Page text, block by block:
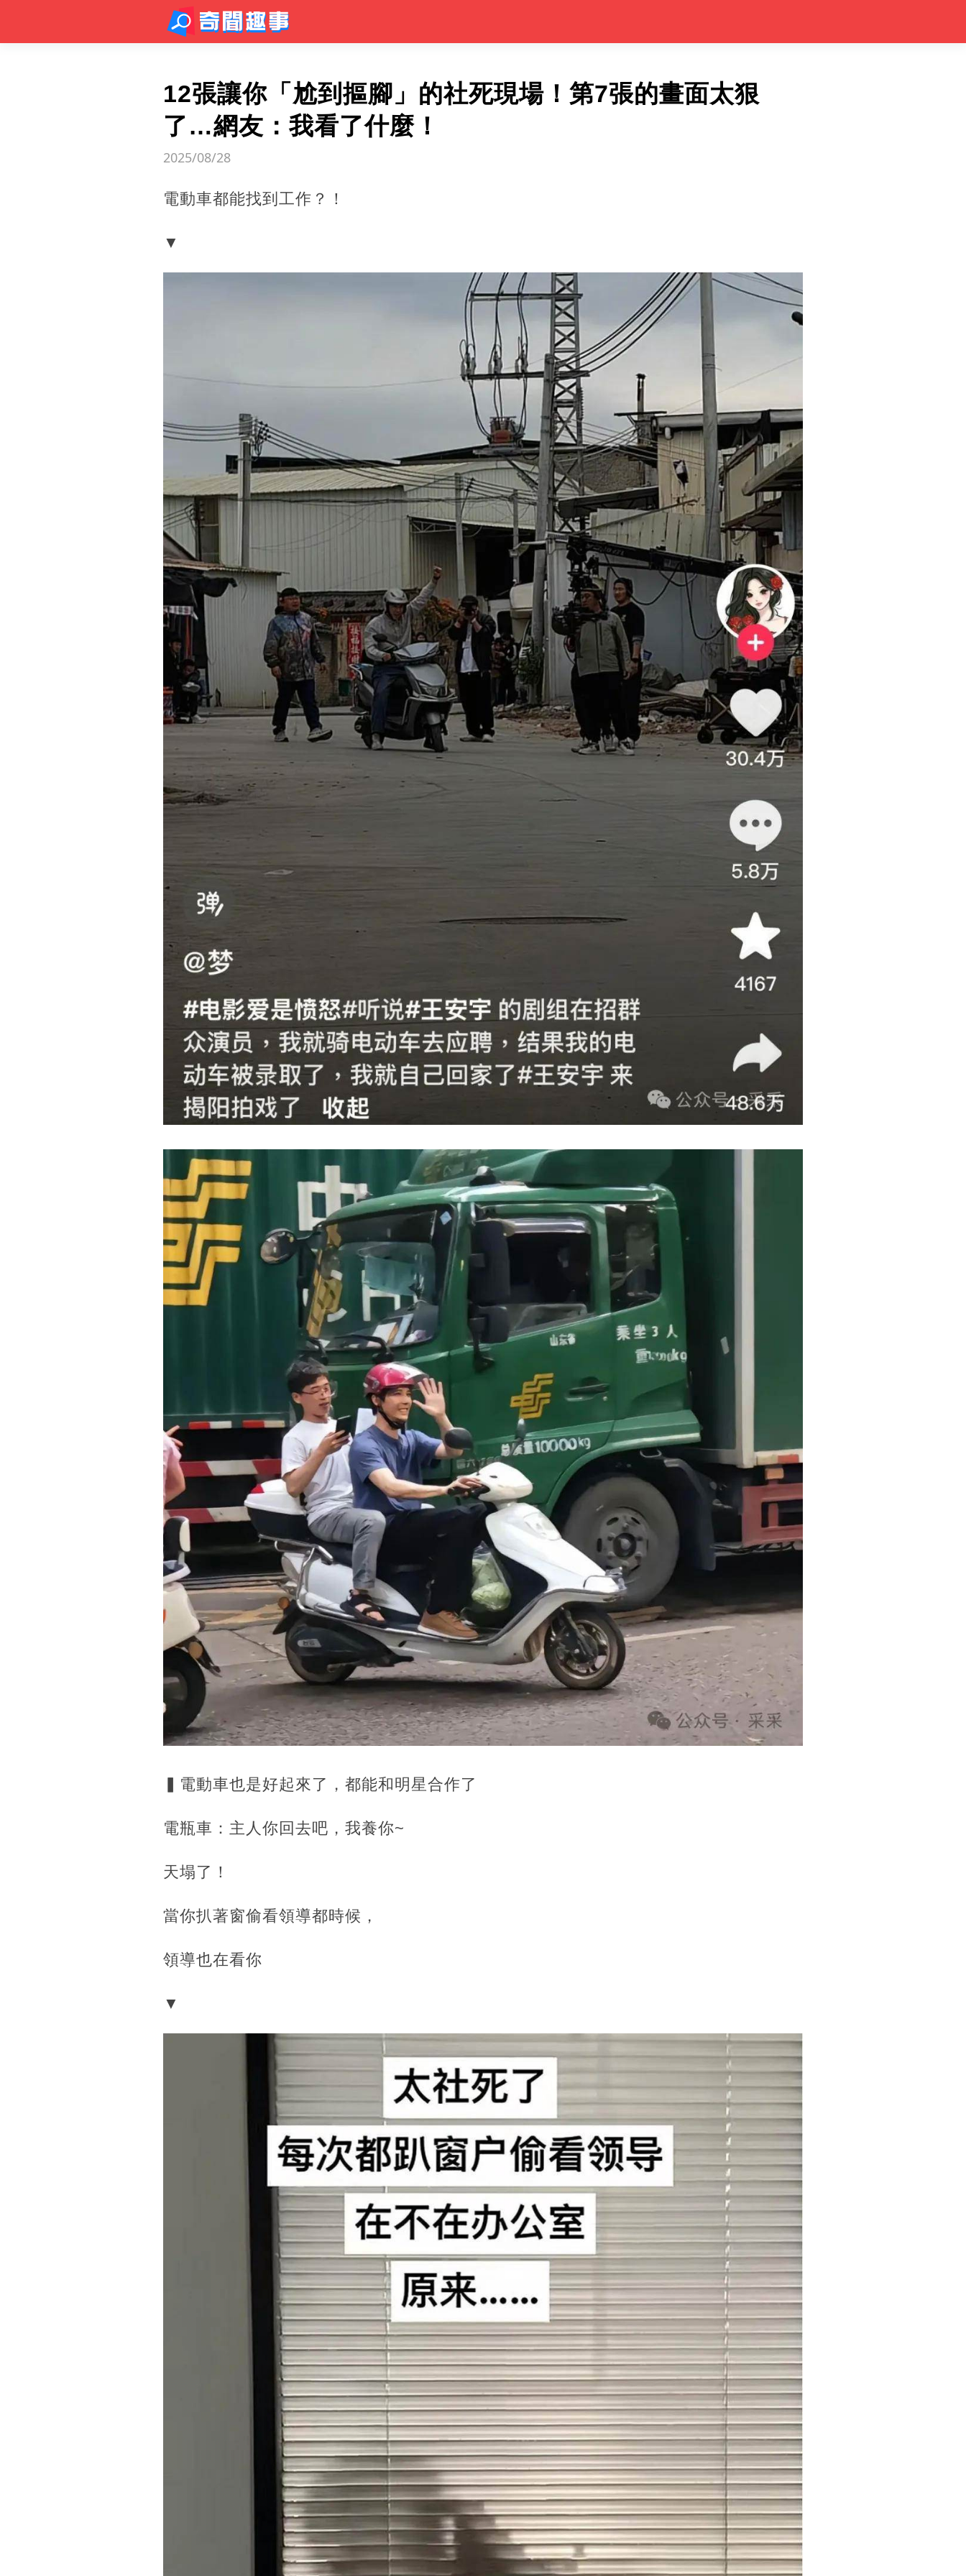
12張讓你「尬到摳腳」的社死現場！第7張的畫面太狠
了…網友：我看了什麼！
2025/08/28
電動車都能找到工作？！
▼
▍電動車也是好起來了，都能和明星合作了
電瓶車：主人你回去吧，我養你~
天塌了！
當你扒著窗偷看領導都時候，
領導也在看你
▼